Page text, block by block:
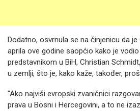
Dodatno, osvrnula se na činjenicu da je
aprila ove godine saopćio kako je
predstavnikom u BiH, Christian
u zemlji, što je, kako kaže, također,
"Ako najviši evropski zvaničnici
prava u Bosni i Hercegovini, a to ne